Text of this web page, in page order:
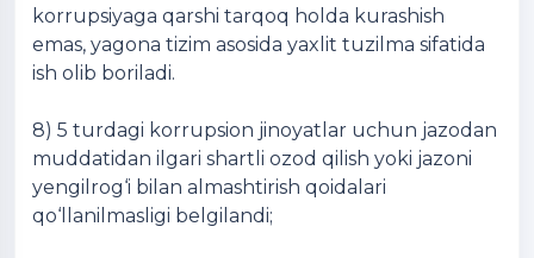
korrupsiyaga qarshi tarqoq holda kurashish
emas, yagona tizim asosida yaxlit tuzilma sifatida
ish olib boriladi.
8) 5 turdagi korrupsion jinoyatlar uchun jazodan
muddatidan ilgari shartli ozod qilish yoki jazoni
yengilrog‘i bilan almashtirish qoidalari
qo‘llanilmasligi belgilandi;